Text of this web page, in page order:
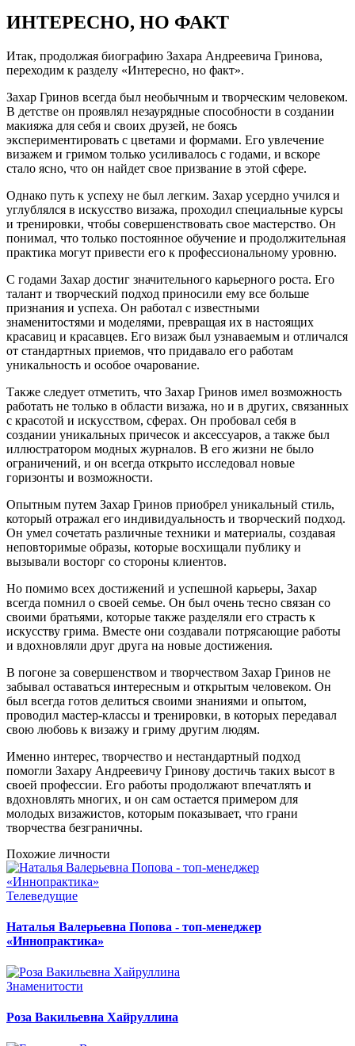
ИНТЕРЕСНО, НО ФАКТ
Итак, продолжая биографию Захара Андреевича Гринова,
переходим к разделу «Интересно, но факт».
Захар Гринов всегда был необычным и творческим человеком.
В детстве он проявлял незаурядные способности в создании
макияжа для себя и своих друзей, не боясь
экспериментировать с цветами и формами. Его увлечение
визажем и гримом только усиливалось с годами, и вскоре
стало ясно, что он найдет свое призвание в этой сфере.
Однако путь к успеху не был легким. Захар усердно учился и
углублялся в искусство визажа, проходил специальные курсы
и тренировки, чтобы совершенствовать свое мастерство. Он
понимал, что только постоянное обучение и продолжительная
практика могут привести его к профессиональному уровню.
С годами Захар достиг значительного карьерного роста. Его
талант и творческий подход приносили ему все больше
признания и успеха. Он работал с известными
знаменитостями и моделями, превращая их в настоящих
красавиц и красавцев. Его визаж был узнаваемым и отличался
от стандартных приемов, что придавало его работам
уникальность и особое очарование.
Также следует отметить, что Захар Гринов имел возможность
работать не только в области визажа, но и в других, связанных
с красотой и искусством, сферах. Он пробовал себя в
создании уникальных причесок и аксессуаров, а также был
иллюстратором модных журналов. В его жизни не было
ограничений, и он всегда открыто исследовал новые
горизонты и возможности.
Опытным путем Захар Гринов приобрел уникальный стиль,
который отражал его индивидуальность и творческий подход.
Он умел сочетать различные техники и материалы, создавая
неповторимые образы, которые восхищали публику и
вызывали восторг со стороны клиентов.
Но помимо всех достижений и успешной карьеры, Захар
всегда помнил о своей семье. Он был очень тесно связан со
своими братьями, которые также разделяли его страсть к
искусству грима. Вместе они создавали потрясающие работы
и вдохновляли друг друга на новые достижения.
В погоне за совершенством и творчеством Захар Гринов не
забывал оставаться интересным и открытым человеком. Он
был всегда готов делиться своими знаниями и опытом,
проводил мастер-классы и тренировки, в которых передавал
свою любовь к визажу и гриму другим людям.
Именно интерес, творчество и нестандартный подход
помогли Захару Андреевичу Гринову достичь таких высот в
своей профессии. Его работы продолжают впечатлять и
вдохновлять многих, и он сам остается примером для
молодых визажистов, которым показывает, что грани
творчества безграничны.
Похожие личности
Телеведущие
Наталья Валерьевна Попова - топ-менеджер
«Иннопрактика»
Знаменитости
Роза Вакильевна Хайруллина